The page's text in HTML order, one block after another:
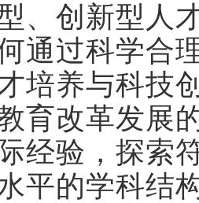
、创新型人
通过科学合
培养与科技
育改革发展
经验，探索
平的学科结